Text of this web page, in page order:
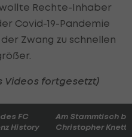
Rechte-Inhaber
Covid-19-Pandemie
Zwang zu schnellen
Videos fortgesetzt)
FC
History
Am Stammtisch
Christopher Knett